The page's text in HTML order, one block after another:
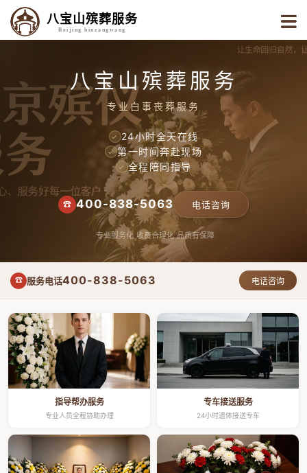
八宝山殡葬服务
Beijing binzangwang
八宝山殡葬服务
专业白事丧葬服务
✓ 24小时全天在线
✓ 第一时间奔赴现场
✓ 全程陪同指导
☎ 400-838-5063 电话咨询
专业服务化 收费合理化 品质有保障
☎ 服务电话400-838-5063 电话咨询
指导帮办服务
专业人员全程协助办理
专车接送服务
24小时遗体接送专车